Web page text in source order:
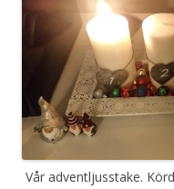
Vår adventljusstake.